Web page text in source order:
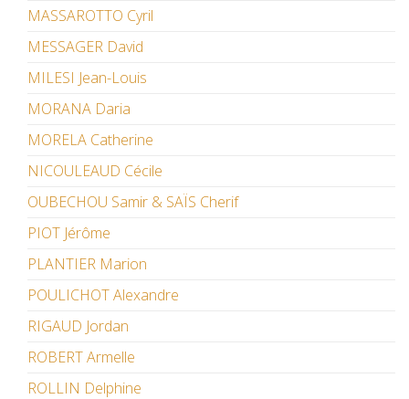
MASSAROTTO Cyril
MESSAGER David
MILESI Jean-Louis
MORANA Daria
MORELA Catherine
NICOULEAUD Cécile
OUBECHOU Samir & SAÏS Cherif
PIOT Jérôme
PLANTIER Marion
POULICHOT Alexandre
RIGAUD Jordan
ROBERT Armelle
ROLLIN Delphine